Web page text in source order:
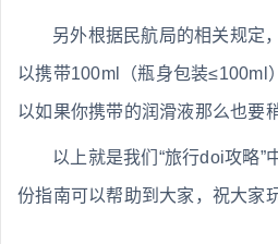
另外根据民航局的相关规定
以携带100ml（瓶身包装≤100ml
以如果你携带的润滑液那么也要
以上就是我们“旅行doi攻略”
份指南可以帮助到大家，祝大家